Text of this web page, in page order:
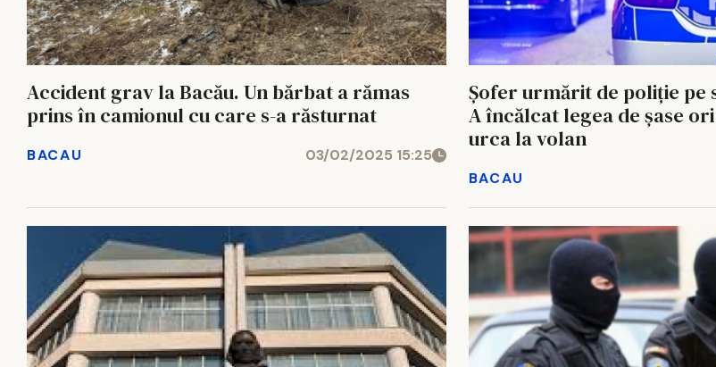
Accident grav la Bacău. Un bărbat a rămas
prins în camionul cu care s-a răsturnat
BACAU 03/02/2025 15:25
Şofer urmărit de poliţie pe
A încălcat legea de şase
urca la volan
BACAU